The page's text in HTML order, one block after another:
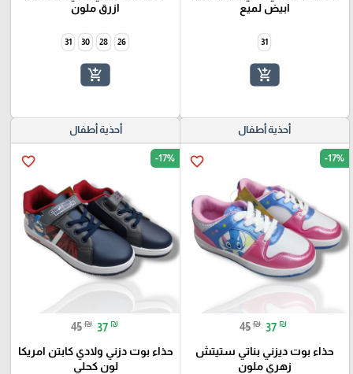
ابيض لميع
31
add_shopping_cart
ازرق ملون
26
28
30
31
add_shopping_cart
أحذية أطفال
favorite_border -17%
45 ₪ 37 ₪
حذاء بوت ديزني بناتي ستيتش
زهري ملون
أحذية أطفال
favorite_border -17%
45 ₪ 37 ₪
حذاء بوت دزني ولادي كابتن امريكا
لون كحلي